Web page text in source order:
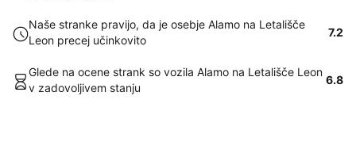
Naše stranke pravijo, da je osebje Alamo na Letališče
Leon precej učinkovito
7.2
Glede na ocene strank so vozila Alamo na Letališče Leon
v zadovoljivem stanju
6.8